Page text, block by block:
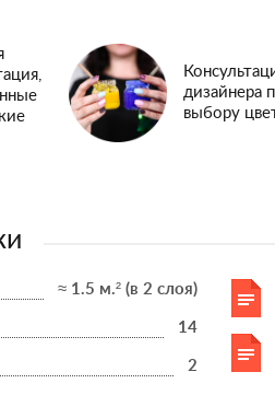
дизайнера
выбору
≈ 1.5 м.² (в 2 слоя)
14
2